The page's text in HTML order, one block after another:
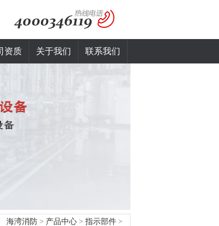
资质 关于我们 联系我们
海湾消防 > 产品中心 > 指示部件 >